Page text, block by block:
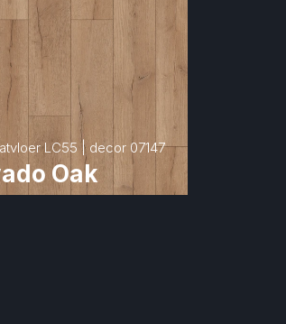
LC55 | decor 07147
Oak